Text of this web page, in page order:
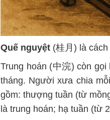
Quế nguyệt (桂月) là
Trung hoán (中浣) còn
tháng. Người xưa chia
gồm: thượng tuần (từ
là trung hoán; hạ tuần (từ